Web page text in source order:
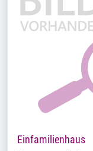
Einfamilienhaus